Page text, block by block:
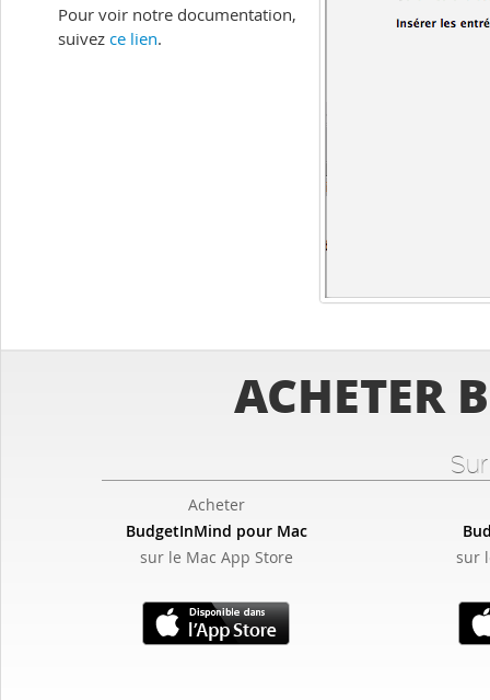
Pour voir notre documentation,
suivez ce lien.
ACHETER
Acheter
BudgetInMind pour Mac
sur le Mac App Store
sur